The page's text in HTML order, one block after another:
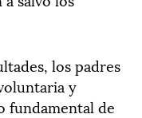
los padres
y
fundamental de